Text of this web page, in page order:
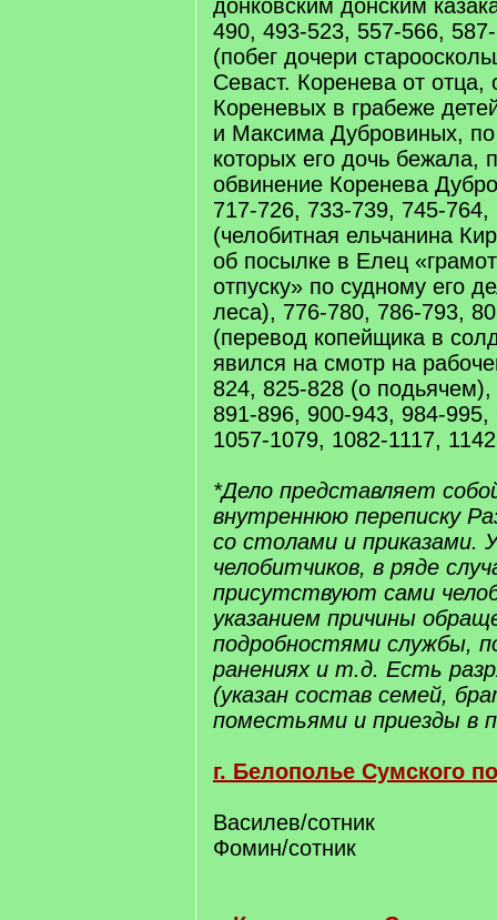
донковским донским
490, 493-523, 557-566,
(побег дочери
Севаст. Коренева от отца,
Кореневых в грабеже
и Максима Дубровиных, по
которых его дочь бежала,
обвинение Коренева
717-726, 733-739, 745-764,
(челобитная ельчанина
об посылке в Елец
отпуску» по судному его
леса), 776-780, 786-793,
(перевод копейщика в
явился на смотр на
824, 825-828 (о
891-896, 900-943, 984-
1057-1079, 1082-1117,
*Дело представляет
внутреннюю переписку
со столами и приказами.
челобитчиков, в ряде
присутствуют сами
указанием причины
подробностями службы,
ранениях и т.д. Есть
(указан состав семей,
поместьями и приезды в
г. Белополье Сумского
Василев/сотник
Фомин/сотник